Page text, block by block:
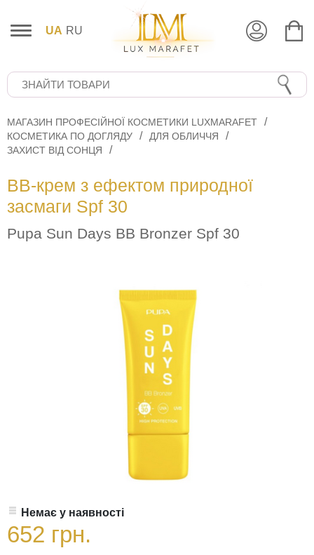
UA RU
МАГАЗИН ПРОФЕСІЙНОЇ КОСМЕТИКИ LUXMARAFET
КОСМЕТИКА ПО ДОГЛЯДУ
ДЛЯ ОБЛИЧЧЯ
ЗАХИСТ ВІД СОНЦЯ
BB-крем з ефектом природної
засмаги Spf 30
Pupa Sun Days BВ Bronzer Spf 30
Немає у наявності
652 грн.